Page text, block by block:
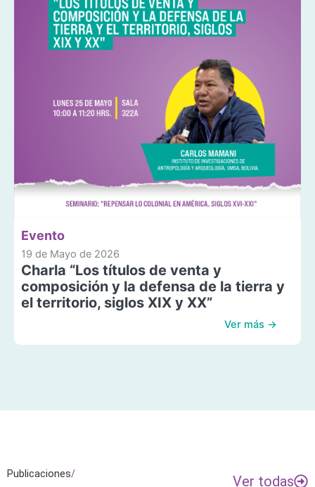
Evento
19 de Mayo de 2026
Charla “Los títulos de venta y
composición y la defensa de la tierra y
el territorio, siglos XIX y XX”
Ver más →
Publicaciones/ Ver todas